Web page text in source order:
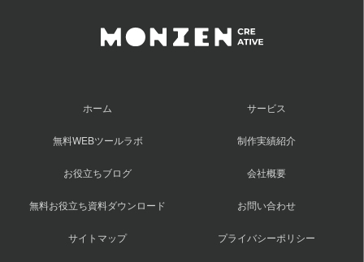
ホーム サービス
無料WEBツールラボ 制作実績紹介
お役立ちブログ 会社概要
無料お役立ち資料ダウンロード お問い合わせ
サイトマップ プライバシーポリシー